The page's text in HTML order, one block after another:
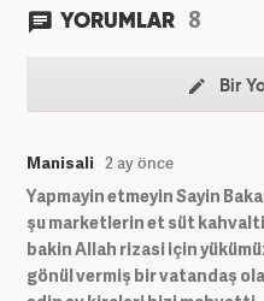
YORUMLAR 8
Bir
Manisali 2 ay önce
Yapmayin etmeyin Sayin
şu marketlerin et süt
bakin Allah rizasi için
gönül vermiş bir vatandaş